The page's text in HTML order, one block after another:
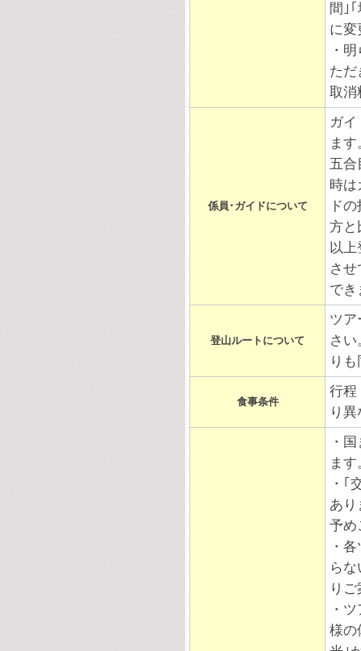
間｣
に変
・
ただ
取消
係員･ガイドについて
ガ
ま
五合
時は
ド
方と
以上
さ
でき
登山ルートについて
ツア
さ
り
食事条件
行程
り
・
ま
・｢
あり
予め
・
ら
り
・
様の